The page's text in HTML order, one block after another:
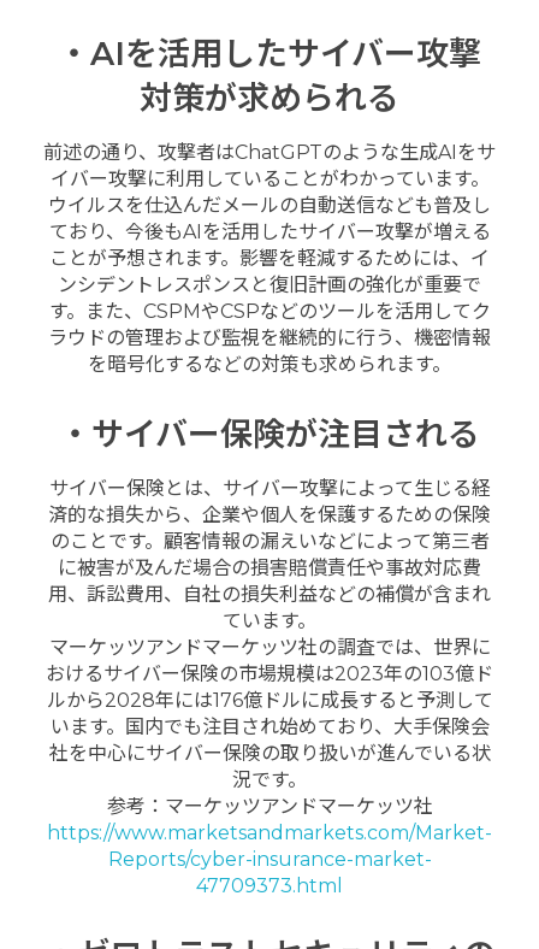
・AIを活用したサイバー攻撃
対策が求められる
前述の通り、攻撃者はChatGPTのような生成AIをサ
イバー攻撃に利用していることがわかっています。
ウイルスを仕込んだメールの自動送信なども普及し
ており、今後もAIを活用したサイバー攻撃が増える
ことが予想されます。影響を軽減するためには、イ
ンシデントレスポンスと復旧計画の強化が重要で
す。また、CSPMやCSPなどのツールを活用してク
ラウドの管理および監視を継続的に行う、機密情報
を暗号化するなどの対策も求められます。
・サイバー保険が注目される
サイバー保険とは、サイバー攻撃によって生じる経
済的な損失から、企業や個人を保護するための保険
のことです。顧客情報の漏えいなどによって第三者
に被害が及んだ場合の損害賠償責任や事故対応費
用、訴訟費用、自社の損失利益などの補償が含まれ
ています。
マーケッツアンドマーケッツ社の調査では、世界に
おけるサイバー保険の市場規模は2023年の103億ド
ルから2028年には176億ドルに成長すると予測して
います。国内でも注目され始めており、大手保険会
社を中心にサイバー保険の取り扱いが進んでいる状
況です。
参考：マーケッツアンドマーケッツ社
https://www.marketsandmarkets.com/Market-
Reports/cyber-insurance-market-
47709373.html